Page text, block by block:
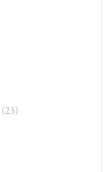
(23)